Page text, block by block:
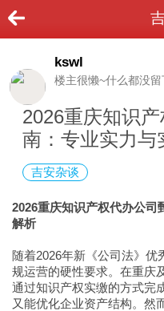
kswl
楼主很懒~什么都没留
2026重庆知识
南：专业实力与
吉安杂谈
2026重庆知识产权代办公司
解析
随着2026年新《公司法》优
规运营的硬性要求。在重庆
通过知识产权实缴的方式完
又能优化企业资产结构。然